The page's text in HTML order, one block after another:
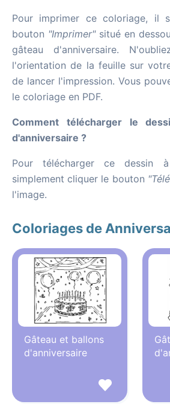
Pour imprimer ce coloriage, il
bouton "Imprimer"situé en
gâteau d'anniversaire.
l'orientation de la feuille sur
de lancer l'impression. Vous
le coloriage en PDF.
Comment télécharger le
d'anniversaire ?
Pour télécharger ce dessin
simplement cliquer le bouton
l'image.
Coloriages de
Gâteau et ballons
d'anniversaire